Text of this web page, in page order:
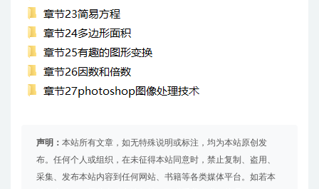
声明： 本站所有文章，如无特殊说明或标注，均为本站原创发
布。任何个人或组织，在未征得本站同意时，禁止复制、盗用、
采集、发布本站内容到任何网站、书籍等各类媒体平台。如若本